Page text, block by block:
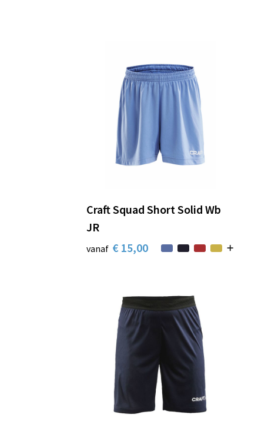
Craft Squad Short Solid Wb
JR
vanaf € 15,00